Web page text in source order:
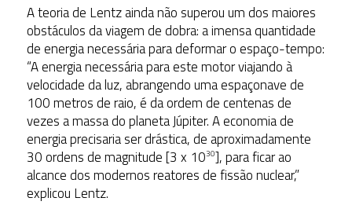
A teoria de Lentz ainda não superou um dos maiores
obstáculos da viagem de dobra: a imensa quantidade
de energia necessária para deformar o espaço-tempo:
“A energia necessária para este motor viajando à
velocidade da luz, abrangendo uma espaçonave de
100 metros de raio, é da ordem de centenas de
vezes a massa do planeta Júpiter. A economia de
energia precisaria ser drástica, de aproximadamente
30 ordens de magnitude [3 x 1030], para ficar ao
alcance dos modernos reatores de fissão nuclear,”
explicou Lentz.